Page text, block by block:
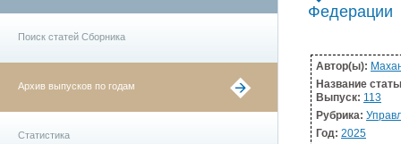
Поиск статей Сборника
Архив выпусков по годам
Статистика
Федерации
Автор(ы):
Название
Выпуск: 113
Рубрика:
Год: 2025